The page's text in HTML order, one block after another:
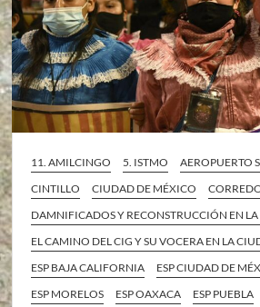
11. AMILCINGO 5. ISTMO
AEROPUERTO
CINTILLO
CIUDAD DE MÉXICO
DAMNIFICADOS Y RECONSTRUCCIÓN EN
EL CAMINO DEL CIG Y SU VOCERA EN LA
ESP BAJA CALIFORNIA
ESP CIUDAD DE
ESP MORELOS
ESP OAXACA ESP PUEBLA